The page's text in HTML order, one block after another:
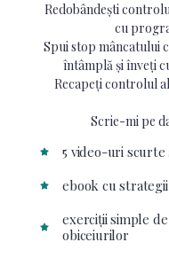
Redobândești
cu
Spui stop mâncatului
întâmplă și înveți
Recapeți controlul
Scrie-mi pe
5 video-uri scurte
ebook cu
exerciții simple
obiceiurilor